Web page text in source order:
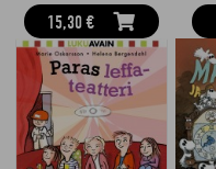
15,30 €